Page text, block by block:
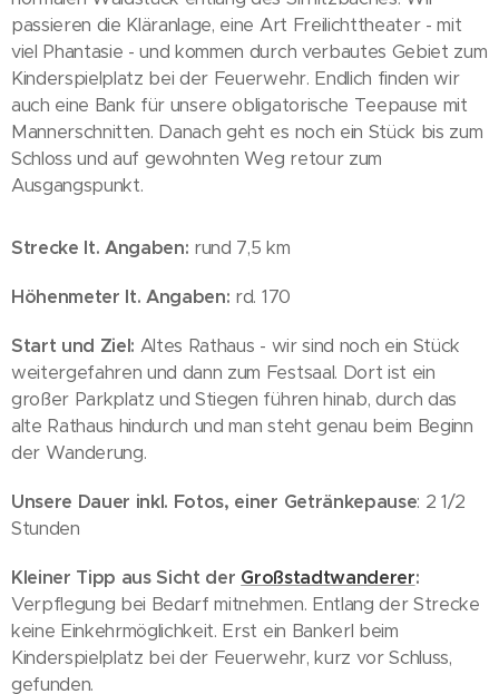
passieren die Kläranlage, eine Art Freilichttheater - mit
viel Phantasie - und kommen durch verbautes Gebiet zum
Kinderspielplatz bei der Feuerwehr. Endlich finden wir
auch eine Bank für unsere obligatorische Teepause mit
Mannerschnitten. Danach geht es noch ein Stück bis zum
Schloss und auf gewohnten Weg retour zum
Ausgangspunkt.
Strecke lt. Angaben: rund 7,5 km
Höhenmeter lt. Angaben: rd. 170
Start und Ziel: Altes Rathaus - wir sind noch ein Stück
weitergefahren und dann zum Festsaal. Dort ist ein
großer Parkplatz und Stiegen führen hinab, durch das
alte Rathaus hindurch und man steht genau beim Beginn
der Wanderung.
Unsere Dauer inkl. Fotos, einer Getränkepause: 2 1/2
Stunden
Kleiner Tipp aus Sicht der Großstadtwanderer:
Verpflegung bei Bedarf mitnehmen. Entlang der Strecke
keine Einkehrmöglichkeit. Erst ein Bankerl beim
Kinderspielplatz bei der Feuerwehr, kurz vor Schluss,
gefunden.